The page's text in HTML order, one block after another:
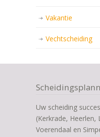
Vakantie
Vechtscheiding
Uw scheiding
(Kerkrade, Heerlen,
Voerendaal en